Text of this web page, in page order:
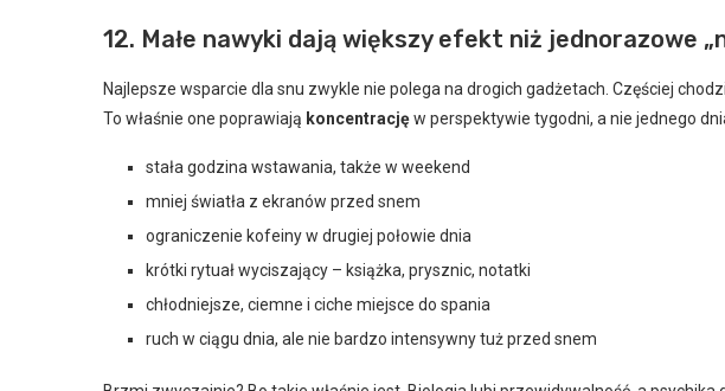
12. Małe nawyki dają większy efekt niż jednorazowe
Najlepsze wsparcie dla snu zwykle nie polega na drogich gadżetach. Częściej
To właśnie one poprawiają koncentracjęw perspektywie tygodni, a nie jednego
stała godzina wstawania, także w weekend
mniej światła z ekranów przed snem
ograniczenie kofeiny w drugiej połowie dnia
krótki rytuał wyciszający – książka, prysznic, notatki
chłodniejsze, ciemne i ciche miejsce do spania
ruch w ciągu dnia, ale nie bardzo intensywny tuż przed snem